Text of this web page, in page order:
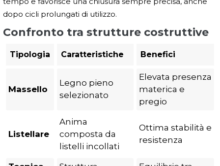
dopo cicli prolungati di utilizzo.
Confronto tra strutture costruttive
Tipologia Caratteristiche Benefici
Massello
Legno pieno
selezionato
Elevata presenza
materica e
pregio
Listellare
Anima
composta da
listelli incollati
Ottima stabilità e
resistenza